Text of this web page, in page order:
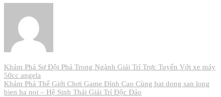
Yazı
gezinmesi
Khám Phá Sự Đột Phá Trong Ngành Giải Trí Trực Tuyến Với xe máy
50cc angela
Khám Phá Thế Giới Chơi Game Đỉnh Cao Cùng bat dong san long
bien ha noi – Hệ Sinh Thái Giải Trí Độc Đáo